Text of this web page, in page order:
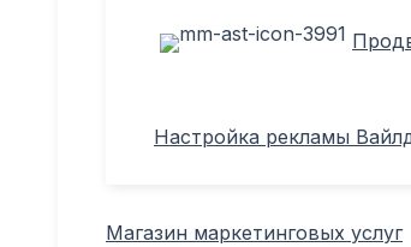
Настройка рекламы
Магазин маркетинговых услуг